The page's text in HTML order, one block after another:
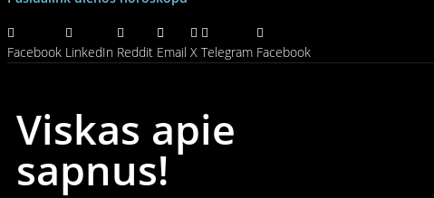
Facebook LinkedIn Reddit Email X Telegram Facebook
Viskas apie
sapnus!